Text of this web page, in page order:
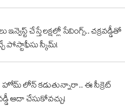
ఇన్వెస్ట్ చేస్తే లక్షల్లో సేవింగ్స్.. చక్రవడ్డీతో
పోస్టాఫీసు స్కీమ్!
| హోమ్ లోన్ కడుతున్నారా.. ఈ సీక్రెట్
ఆదా చేసుకోవచ్చు!